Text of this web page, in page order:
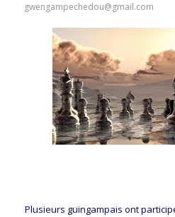
gwengampechedou@gmail.com
Plusieurs guingampais ont